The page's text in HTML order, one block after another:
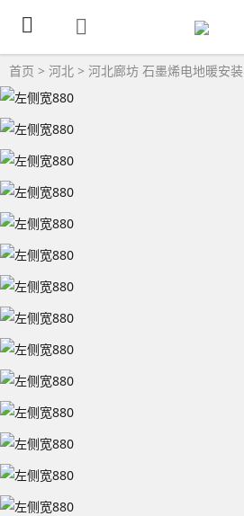
首页 > 河北 > 河北廊坊 石墨烯电地暖安装